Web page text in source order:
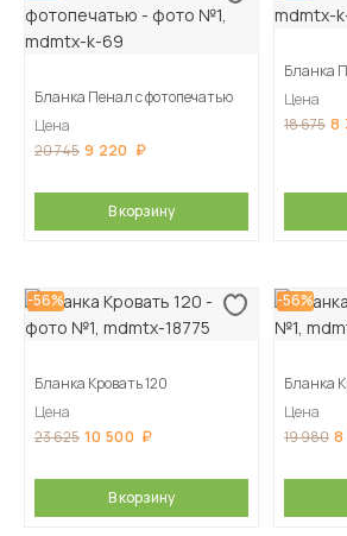
Бланка Пенал с фотопечатью
Цена
20 745 9 220
В корзину
Бланка
Цена
18 675 8
-56%
Бланка Кровать 120
Цена
23 625 10 500
В корзину
-56%
Бланка
Цена
19 980 8